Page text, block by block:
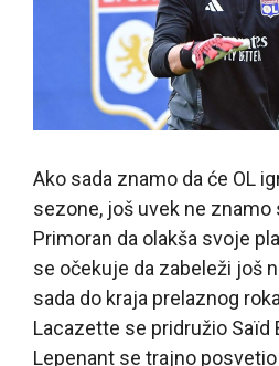
Ako sada znamo da će OL
sezone, još uvek ne
Primoran da olakša svoje
se očekuje da zabeleži još
sada do kraja prelaznog
Lacazette se pridružio Saïd
Lepenant se trajno